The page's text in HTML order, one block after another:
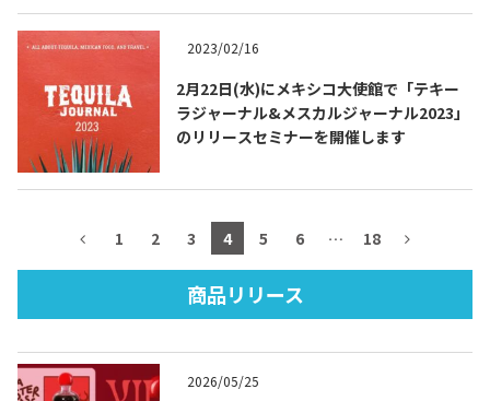
テキーラとは
テキーラマーケット
メキシコ料理
2023/02/16
2月22日(水)にメキシコ大使館で「テキー
ラジャーナル&メスカルジャーナル2023」
のリリースセミナーを開催します
1 2 3 4 5 6 … 18
商品リリース
2026/05/25